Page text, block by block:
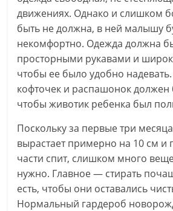
движениях. Однако и слишком
быть не должна, в ней малышу
некомфортно. Одежда должна
просторными рукавами и
чтобы ее было удобно
кофточек и распашонок должен
чтобы животик ребенка был
Поскольку за первые три
вырастает примерно на 10 см и
части спит, слишком много
нужно. Главное — стирать
есть, чтобы они оставались
Нормальный гардероб